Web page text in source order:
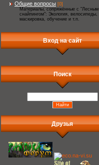
Общие вопросы [0]
Материалы, сопряжённые с "Лесным
снайпингом": Экология, велосипеды,
маскировка, обучение и т.п.
Вход на сайт
Поиск
Друзья